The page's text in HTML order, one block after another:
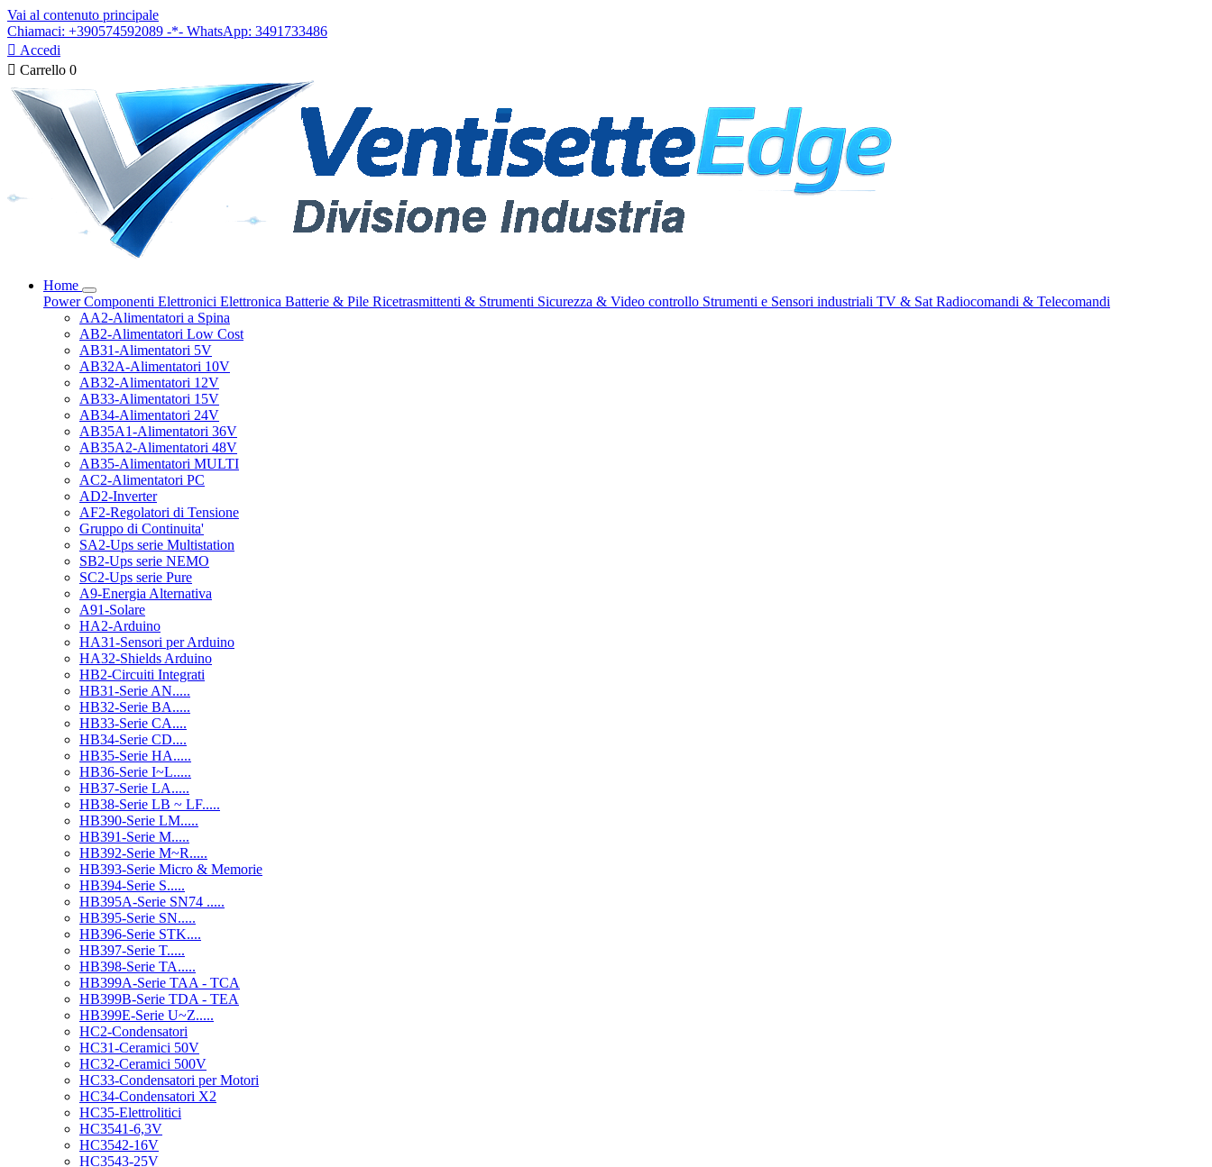
Vai al contenuto principale
Chiamaci: +390574592089 -*- WhatsApp: 3491733486
 Accedi
 Carrello 0
Home
PowerComponenti Elettronici Elettronica Batterie & Pile Ricetrasmittenti & Strumenti Sicurezza & Video controllo Strumenti e Sensori industriali TV & Sat Radiocomandi & Telecomandi
AA2-Alimentatori a Spina
AB2-Alimentatori Low Cost
AB31-Alimentatori 5V
AB32A-Alimentatori 10V
AB32-Alimentatori 12V
AB33-Alimentatori 15V
AB34-Alimentatori 24V
AB35A1-Alimentatori 36V
AB35A2-Alimentatori 48V
AB35-Alimentatori MULTI
AC2-Alimentatori PC
AD2-Inverter
AF2-Regolatori di Tensione
Gruppo di Continuita'
SA2-Ups serie Multistation
SB2-Ups serie NEMO
SC2-Ups serie Pure
A9-Energia Alternativa
A91-Solare
HA2-Arduino
HA31-Sensori per Arduino
HA32-Shields Arduino
HB2-Circuiti Integrati
HB31-Serie AN.....
HB32-Serie BA.....
HB33-Serie CA....
HB34-Serie CD....
HB35-Serie HA.....
HB36-Serie I~L.....
HB37-Serie LA.....
HB38-Serie LB ~ LF.....
HB390-Serie LM.....
HB391-Serie M.....
HB392-Serie M~R.....
HB393-Serie Micro & Memorie
HB394-Serie S.....
HB395A-Serie SN74 .....
HB395-Serie SN.....
HB396-Serie STK....
HB397-Serie T.....
HB398-Serie TA.....
HB399A-Serie TAA - TCA
HB399B-Serie TDA - TEA
HB399E-Serie U~Z.....
HC2-Condensatori
HC31-Ceramici 50V
HC32-Ceramici 500V
HC33-Condensatori per Motori
HC34-Condensatori X2
HC35-Elettrolitici
HC3541-6,3V
HC3542-16V
HC3543-25V